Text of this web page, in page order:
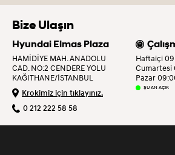
Bize Ulaşın
Hyundai Elmas Plaza
HAMİDİYE MAH. ANADOLU
CAD. NO:2 CENDERE YOLU
KAĞITHANE/İSTANBUL
Krokimiz için tıklayınız.
0 212 222 58 58
Haftaiçi
Cumartesi
Pazar
ŞU AN AÇIK